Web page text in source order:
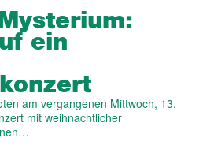
ein
am vergangenen Mittwoch, 13.
mit weihnachtlicher